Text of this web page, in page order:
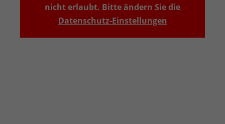
nicht erlaubt. Bitte ändern Sie die
Datenschutz-Einstellungen